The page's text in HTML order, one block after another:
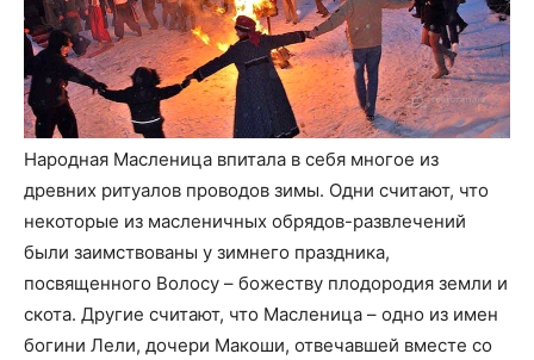
Народная Масленица впитала в себя многое из
древних ритуалов проводов зимы. Одни считают, что
некоторые из масленичных обрядов-развлечений
были заимствованы у зимнего праздника,
посвященного Волосу – божеству плодородия земли и
скота. Другие считают, что Масленица – одно из имен
богини Лели, дочери Макоши, отвечавшей вместе со